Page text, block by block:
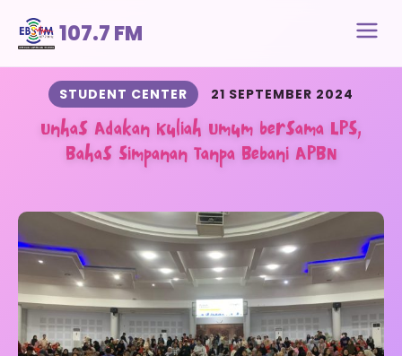
107.7 FM
STUDENT CENTER 21 SEPTEMBER 2024
Unhas Adakan Kuliah Umum bersama LPS,
Bahas Simpanan Tanpa Bebani APBN